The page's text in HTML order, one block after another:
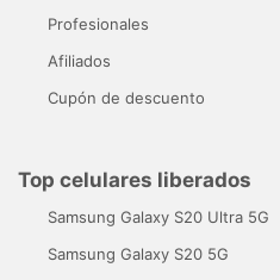
Profesionales
Afiliados
Cupón de descuento
Top celulares liberados
Samsung Galaxy S20 Ultra 5G
Samsung Galaxy S20 5G